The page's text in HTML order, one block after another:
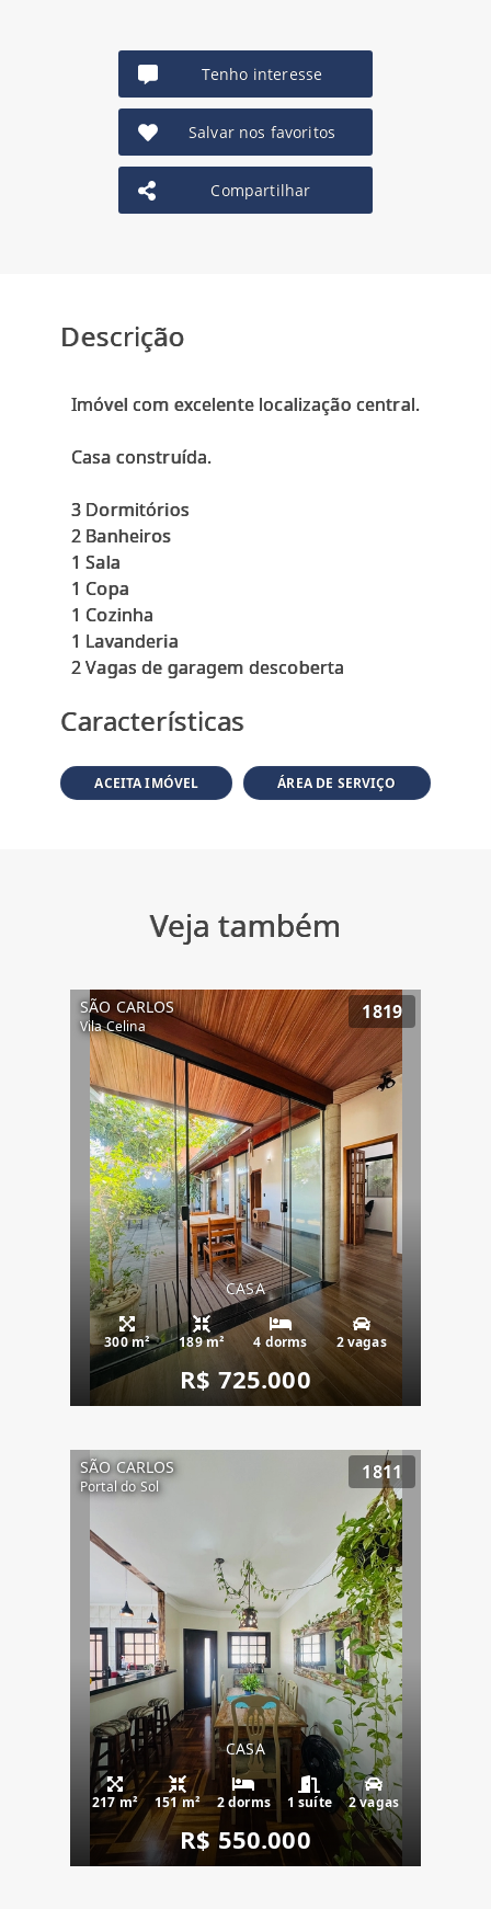
Tenho interesse
Salvar nos favoritos
Compartilhar
Descrição
Imóvel com excelente localização central.
Casa construída.
3 Dormitórios
2 Banheiros
1 Sala
1 Copa
1 Cozinha
1 Lavanderia
Características
ACEITA IMÓVEL ÁREA DE SERVIÇO
Veja também
SÃO CARLOS
Vila Celina
1819
CASA
300 m² 189 m² 4 dorms 2 vagas
R$ 725.000
SÃO CARLOS
Portal do Sol
1811
CASA
217 m² 151 m² 2 dorms 1 suíte 2 vagas
R$ 550.000